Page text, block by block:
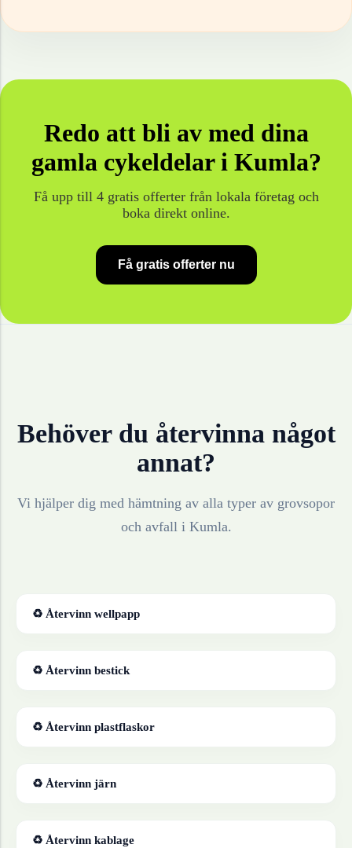
Redo att bli av med dina
gamla cykeldelari Kumla?
Få upp till 4 gratis offerter från lokala företag och
boka direkt online.
Få gratis offerter nu
Behöver du återvinna något
annat?
Vi hjälper dig med hämtning av alla typer av grovsopor
och avfall i Kumla.
♻ Återvinn wellpapp
♻ Återvinn bestick
♻ Återvinn plastflaskor
♻ Återvinn järn
♻ Återvinn kablage